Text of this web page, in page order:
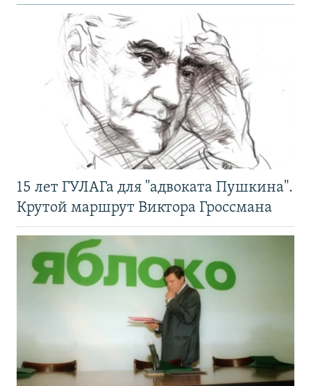
15 лет ГУЛАГа для "адвоката Пушкина".
Крутой маршрут Виктора Гроссмана